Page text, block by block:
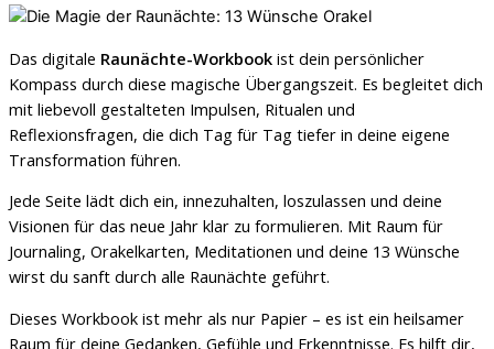
Das digitale Raunächte-Workbook ist dein persönlicher
Kompass durch diese magische Übergangszeit. Es begleitet dich
mit liebevoll gestalteten Impulsen, Ritualen und
Reflexionsfragen, die dich Tag für Tag tiefer in deine eigene
Transformation führen.
Jede Seite lädt dich ein, innezuhalten, loszulassen und deine
Visionen für das neue Jahr klar zu formulieren. Mit Raum für
Journaling, Orakelkarten, Meditationen und deine 13 Wünsche
wirst du sanft durch alle Raunächte geführt.
Dieses Workbook ist mehr als nur Papier – es ist ein heilsamer
Raum für deine Gedanken, Gefühle und Erkenntnisse. Es hilft dir,